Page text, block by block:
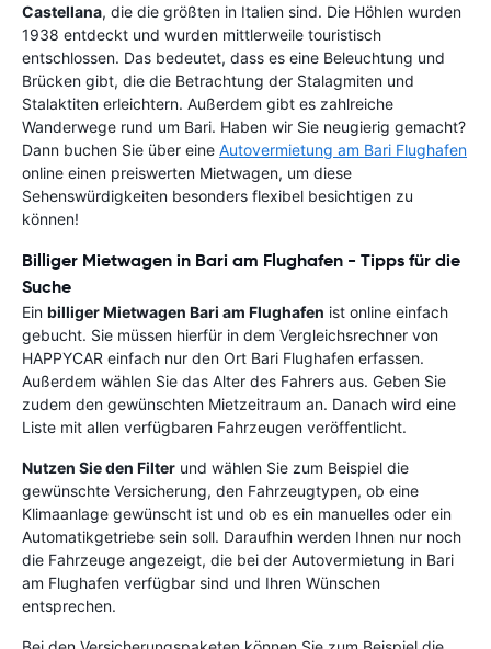
Castellana, die die größten in Italien sind. Die Höhlen wurden
1938 entdeckt und wurden mittlerweile touristisch
entschlossen. Das bedeutet, dass es eine Beleuchtung und
Brücken gibt, die die Betrachtung der Stalagmiten und
Stalaktiten erleichtern. Außerdem gibt es zahlreiche
Wanderwege rund um Bari. Haben wir Sie neugierig gemacht?
Dann buchen Sie über eine Autovermietung am Bari Flughafen
online einen preiswerten Mietwagen, um diese
Sehenswürdigkeiten besonders flexibel besichtigen zu
können!
Billiger Mietwagen in Bari am Flughafen - Tipps für die
Suche
Ein billiger Mietwagen Bari am Flughafen ist online einfach
gebucht. Sie müssen hierfür in dem Vergleichsrechner von
HAPPYCAR einfach nur den Ort Bari Flughafen erfassen.
Außerdem wählen Sie das Alter des Fahrers aus. Geben Sie
zudem den gewünschten Mietzeitraum an. Danach wird eine
Liste mit allen verfügbaren Fahrzeugen veröffentlicht.
Nutzen Sie den Filter und wählen Sie zum Beispiel die
gewünschte Versicherung, den Fahrzeugtypen, ob eine
Klimaanlage gewünscht ist und ob es ein manuelles oder ein
Automatikgetriebe sein soll. Daraufhin werden Ihnen nur noch
die Fahrzeuge angezeigt, die bei der Autovermietung in Bari
am Flughafen verfügbar sind und Ihren Wünschen
entsprechen.